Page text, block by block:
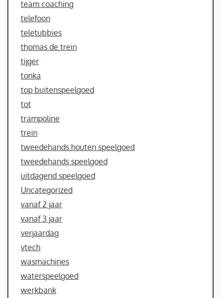
team coaching
telefoon
teletubbies
thomas de trein
tijger
tonka
top buitenspeelgoed
tot
trampoline
trein
tweedehands houten speelgoed
tweedehands speelgoed
uitdagend speelgoed
Uncategorized
vanaf 2 jaar
vanaf 3 jaar
verjaardag
vtech
wasmachines
waterspeelgoed
werkbank